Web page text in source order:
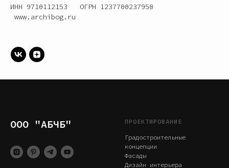
ИНН 9710112153 ОГРН 1237700237950
www.archibog.ru
ООО "АБЧБ" ПРОЕКТИРОВАНИЕ
Градостроительные
концепции
Фасады
Дизайн интерьера